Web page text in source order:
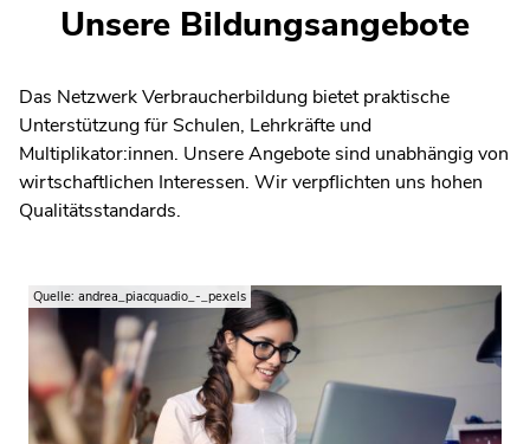
Unsere Bildungsangebote
Das Netzwerk Verbraucherbildung bietet praktische
Unterstützung für Schulen, Lehrkräfte und
Multiplikator:innen. Unsere Angebote sind unabhängig von
wirtschaftlichen Interessen. Wir verpflichten uns hohen
Qualitätsstandards.
Quelle: andrea_piacquadio_-_pexels
Gemeinsam mit Expert:innen aus den
Verbraucherzentralen, Ministerien oder
zivilgesellschaftlichen Akteuren organisieren wir
kostenlose Online-Fortbildungen für Lehrkräfte zu